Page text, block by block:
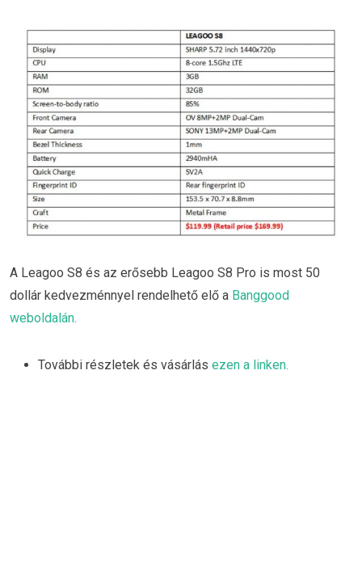
A Leagoo S8 és az erősebb Leagoo S8 Pro is most 50
dollár kedvezménnyel rendelhető elő a Banggood
weboldalán.
További részletek és vásárlás ezen a linken.